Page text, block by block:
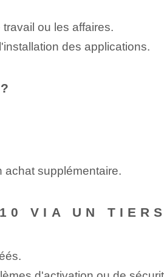
ou les affaires.
des applications.
achat supplémentaire.
VIA UN